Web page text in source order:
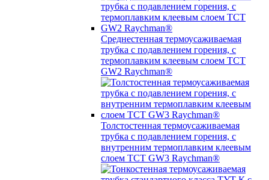
Среднестенная термоусаживаемая
трубка c подавлением горения, с
термоплавким клеевым слоем TCT
GW2 Raychman®
Толстостенная термоусаживаемая
трубка c подавлением горения, с
внутренним термоплавким клеевым
слоем TCT GW3 Raychman®